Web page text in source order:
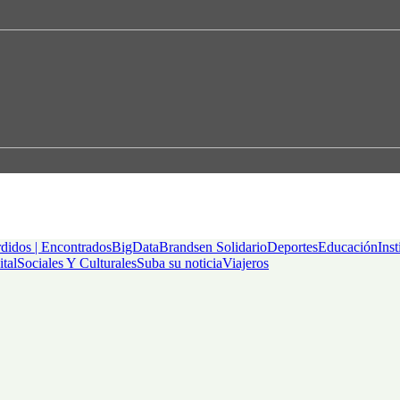
| EncontradosBigDataBrandsen SolidarioDeportesEducación
Sociales Y CulturalesSuba su noticiaViajeros